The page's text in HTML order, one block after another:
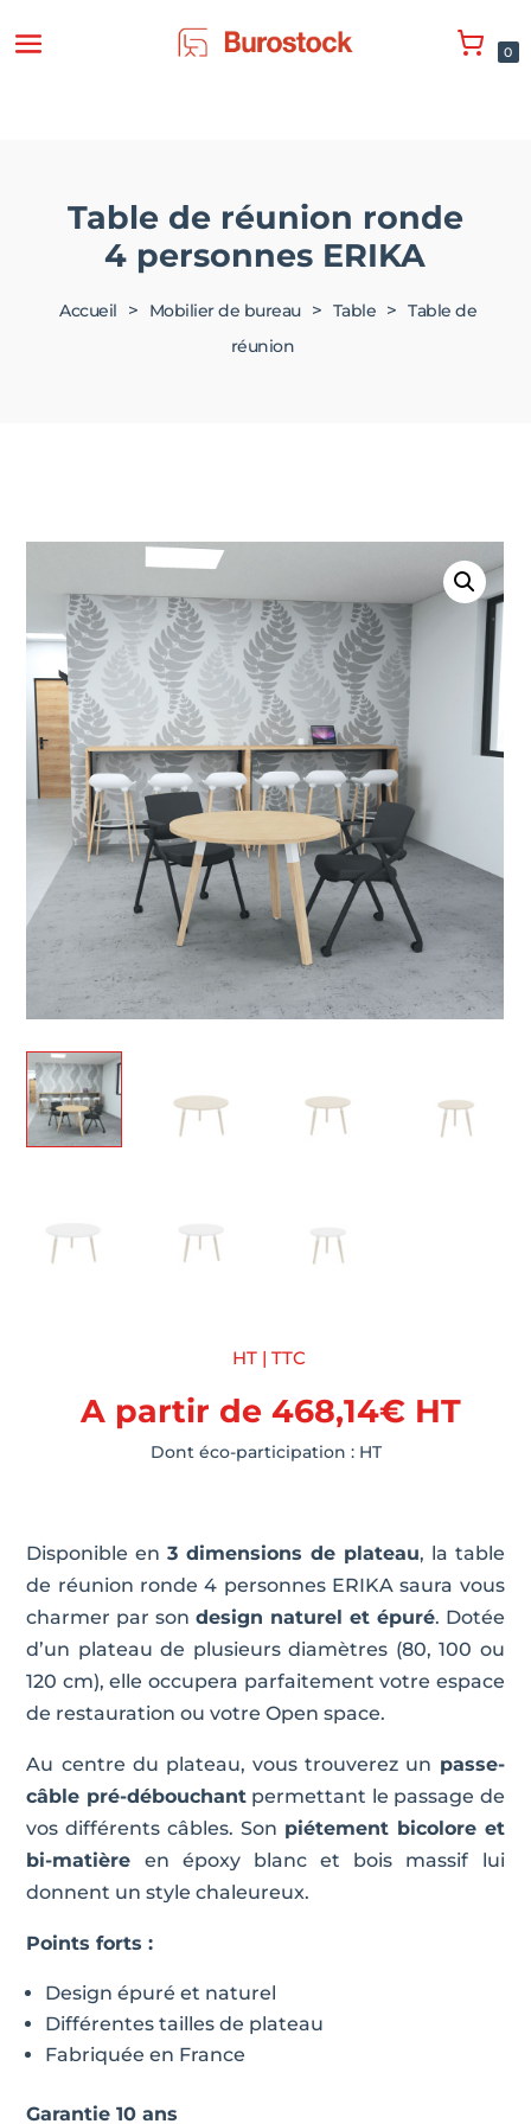
0
Table de réunion ronde
4 personnes ERIKA
Accueil > Mobilier de bureau > Table > Table de
réunion
HT | TTC
A partir de 468,14€HT
Dont éco-participation : HT
Disponible en3 dimensions de plateau, la table
de réunion ronde 4 personnes ERIKA saura vous
charmer par sondesign naturel et épuré. Dotée
d’un plateau de plusieurs diamètres (80, 100 ou
120 cm), elle occupera parfaitement votre espace
de restauration ou votre Open space.
Au centre du plateau, vous trouverez un passe-
câble pré-débouchantpermettant le passage de
vos différents câbles. Son piétement bicolore et
bi-matière en époxy blanc et bois massif lui
donnent un style chaleureux.
Points forts :
Design épuré et naturel
Différentes tailles de plateau
Fabriquée en France
Garantie 10 ans